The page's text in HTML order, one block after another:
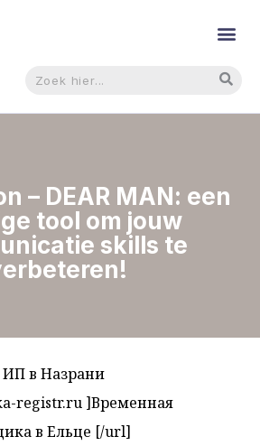
– DEAR MAN: een
tool om jouw
skills te
ИП в Назрани
registr.ru ]Временная
в Ельце [/url]